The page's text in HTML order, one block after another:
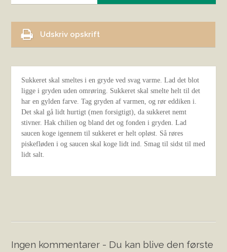
Udskriv opskrift
Sukkeret skal smeltes i en gryde ved svag varme. Lad det blot
ligge i gryden uden omrøring. Sukkeret skal smelte helt til det
har en gylden farve. Tag gryden af varmen, og rør eddiken i.
Det skal gå lidt hurtigt (men forsigtigt), da sukkeret nemt
stivner. Hak chilien og bland det og fonden i gryden. Lad
saucen koge igennem til sukkeret er helt opløst. Så røres
piskefløden i og saucen skal koge lidt ind. Smag til sidst til med
lidt salt.
Ingen kommentarer - Du kan blive den første